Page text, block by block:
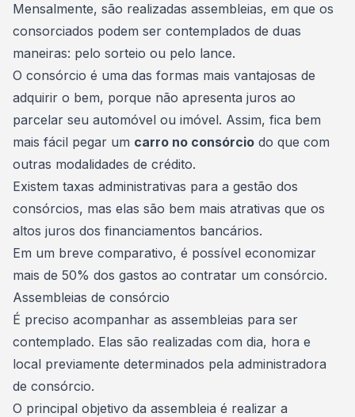
Mensalmente, são realizadas assembleias, em que os
consorciados podem ser contemplados de duas
maneiras: pelo sorteio ou pelo lance.
O consórcio é uma das formas mais vantajosas de
adquirir o bem, porque não apresenta juros ao
parcelar seu automóvel ou imóvel. Assim, fica bem
mais fácil pegar um carro no consórcio do que com
outras modalidades de crédito.
Existem taxas administrativas para a gestão dos
consórcios, mas elas são bem mais atrativas que os
altos juros dos financiamentos bancários.
Em um breve comparativo, é possível economizar
mais de 50% dos gastos ao contratar um consórcio.
Assembleias de consórcio
É preciso acompanhar as assembleias para ser
contemplado. Elas são realizadas com dia, hora e
local previamente determinados pela administradora
de consórcio.
O principal objetivo da assembleia é realizar a